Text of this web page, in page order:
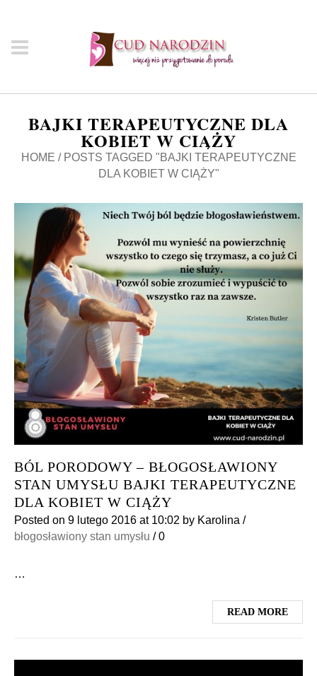
BAJKI TERAPEUTYCZNE DLA
KOBIET W CIĄŻY
HOME / POSTS TAGGED "BAJKI TERAPEUTYCZNE
DLA KOBIET W CIĄŻY"
BÓL PORODOWY – BŁOGOSŁAWIONY
STAN UMYSŁU BAJKI TERAPEUTYCZNE
DLA KOBIET W CIĄŻY
Posted on 9 lutego 2016 at 10:02 by Karolina /
błogosławiony stan umysłu /0
…
READ MORE